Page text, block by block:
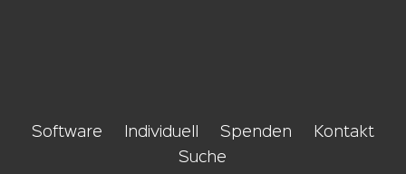
Software Individuell Spenden
Kontakt
Suche